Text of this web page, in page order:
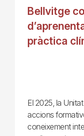
Bellvitge
pràctica
El 2025, la
accions
coneixement